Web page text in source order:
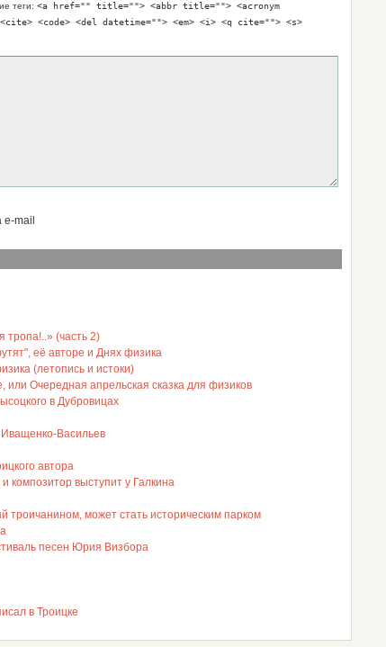
теги: <a href="" title=""> <abbr title=""> <acronym
<code> <del datetime=""> <em> <i> <q cite=""> <s>
e-mail
тропа!..» (часть 2)
её авторе и Днях физика
(летопись и истоки)
или Очередная апрельская сказка для физиков
в Дубровицах
Васильев
автора
композитор выступит у Галкина
троичанином, может стать историческим парком
песен Юрия Визбора
в Троицке